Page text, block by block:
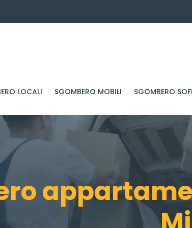
LOCALI SGOMBERO MOBILI SGOMBERO